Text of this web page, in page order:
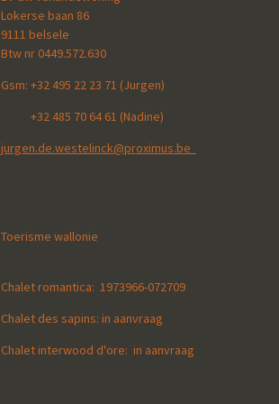
Lokerse baan 86
9111 belsele
Btw nr 0449.572.630
Gsm: +32 495 22 23 71 (Jurgen)
+32 485 70 64 61 (Nadine)
jurgen.de.westelinck@proximus.be
Toerisme wallonie
Chalet romantica: 1973966-072709
Chalet des sapins: in aanvraag
Chalet interwood d'ore: in aanvraag